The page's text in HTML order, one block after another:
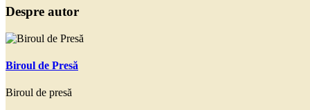
Despre autor
Biroul de Presă
Biroul de presă